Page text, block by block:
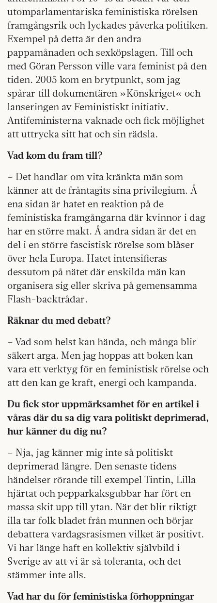
utomparlamentariska feministiska rörelsen
framgångsrik och lyckades påverka politiken.
Exempel på detta är den andra
pappamånaden och sexköpslagen. Till och
med Göran Persson ville vara feminist på den
tiden. 2005 kom en brytpunkt, som jag
spårar till dokumentären »Könskriget« och
lanseringen av Feministiskt initiativ.
Antifeministerna vaknade och fick möjlighet
att uttrycka sitt hat och sin rädsla.
Vad kom du fram till?
– Det handlar om vita kränkta män som
känner att de fråntagits sina privilegium. Å
ena sidan är hatet en reaktion på de
feministiska framgångarna där kvinnor i dag
har en större makt. Å andra sidan är det en
del i en större fascistisk rörelse som blåser
över hela Europa. Hatet intensifieras
dessutom på nätet där enskilda män kan
organisera sig eller skriva på gemensamma
Flash-backtrådar.
Räknar du med debatt?
– Vad som helst kan hända, och många blir
säkert arga. Men jag hoppas att boken kan
vara ett verktyg för en feministisk rörelse och
att den kan ge kraft, energi och kampanda.
Du fick stor uppmärksamhet för en artikel i
våras där du sa dig vara politiskt deprimerad,
hur känner du dig nu?
– Nja, jag känner mig inte så politiskt
deprimerad längre. Den senaste tidens
händelser rörande till exempel Tintin, Lilla
hjärtat och pepparkaksgubbar har fört en
massa skit upp till ytan. När det blir riktigt
illa tar folk bladet från munnen och börjar
debattera vardagsrasismen vilket är positivt.
Vi har länge haft en kollektiv självbild i
Sverige av att vi är så toleranta, och det
stämmer inte alls.
Vad har du för feministiska förhoppningar